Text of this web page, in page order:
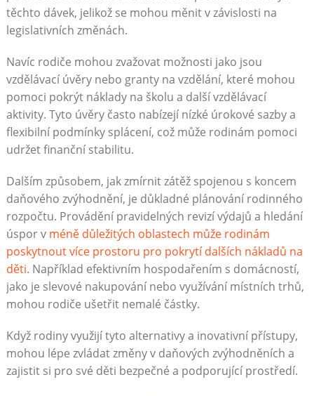
těchto dávek, jelikož se mohou měnit v závislosti na
legislativních změnách.
Navíc rodiče mohou zvažovat možnosti jako jsou
vzdělávací úvěry nebo granty na vzdělání, které mohou
pomoci pokrýt náklady na školu a další vzdělávací
aktivity. Tyto úvěry často nabízejí nízké úrokové sazby a
flexibilní podmínky splácení, což může rodinám pomoci
udržet finanční stabilitu.
Dalším způsobem, jak zmírnit zátěž spojenou s koncem
daňového zvýhodnění, je důkladné plánování rodinného
rozpočtu. Provádění pravidelných revizí výdajů a hledání
úspor v méně důležitých oblastech může rodinám
poskytnout více prostoru pro pokrytí dalších nákladů na
děti. Například efektivním hospodařením s domácností,
jako je slevové nakupování nebo využívání místních trhů,
mohou rodiče ušetřit nemalé částky.
Když rodiny využijí tyto alternativy a inovativní přístupy,
mohou lépe zvládat změny v daňových zvýhodněních a
zajistit si pro své děti bezpečné a podporující prostředí.